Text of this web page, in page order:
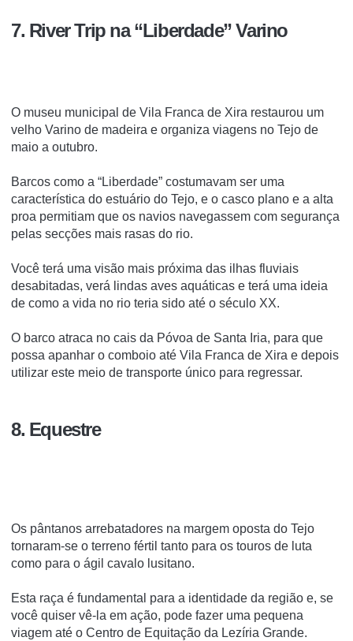
7. River Trip na “Liberdade” Varino
O museu municipal de Vila Franca de Xira restaurou um
velho Varino de madeira e organiza viagens no Tejo de
maio a outubro.
Barcos como a “Liberdade” costumavam ser uma
característica do estuário do Tejo, e o casco plano e a alta
proa permitiam que os navios navegassem com segurança
pelas secções mais rasas do rio.
Você terá uma visão mais próxima das ilhas fluviais
desabitadas, verá lindas aves aquáticas e terá uma ideia
de como a vida no rio teria sido até o século XX.
O barco atraca no cais da Póvoa de Santa Iria, para que
possa apanhar o comboio até Vila Franca de Xira e depois
utilizar este meio de transporte único para regressar.
8. Equestre
Os pântanos arrebatadores na margem oposta do Tejo
tornaram-se o terreno fértil tanto para os touros de luta
como para o ágil cavalo lusitano.
Esta raça é fundamental para a identidade da região e, se
você quiser vê-la em ação, pode fazer uma pequena
viagem até o Centro de Equitação da Lezíria Grande.